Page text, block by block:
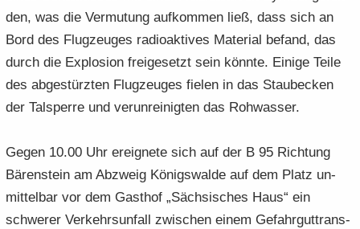
den, was die Ver­mu­tung auf­kom­men ließ, dass sich an
Bord des Flug­zeu­ges ra­dio­ak­ti­ves Ma­te­ri­al be­fand, das
durch die Ex­plo­si­on frei­ge­setzt sein könn­te. Ei­ni­ge Teile
des ab­ge­stürz­ten Flug­zeu­ges fie­len in das Staubecken
der Tal­sper­re und ver­un­rei­nig­ten das Roh­was­ser.
Gegen 10.00 Uhr er­eig­ne­te sich auf der B 95 Rich­tung
Bä­ren­stein am Ab­zweig Kö­nigs­wal­de auf dem Platz un­
mit­tel­bar vor dem Gast­hof „Säch­si­sches Haus“ ein
schwe­rer Ver­kehrs­un­fall zwi­schen einem Ge­fahr­gut­trans­